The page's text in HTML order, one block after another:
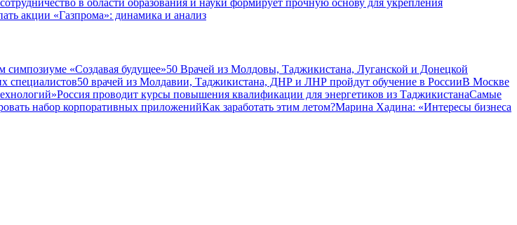
акции «Газпрома»: динамика и анализ
«Создавая будущее»50 Врачей из Молдовы, Таджикистана, Луганской и Донецкой
специалистов50 врачей из Молдавии, Таджикистана, ДНР и ЛНР пройдут обучение в РоссииВ Москве
Россия проводит курсы повышения квалификации для энергетиков из ТаджикистанаСамые
набор корпоративных приложенийКак заработать этим летом?Марина Хадина: «Интересы бизнеса